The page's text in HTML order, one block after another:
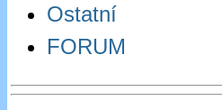
Ostatní
FORUM